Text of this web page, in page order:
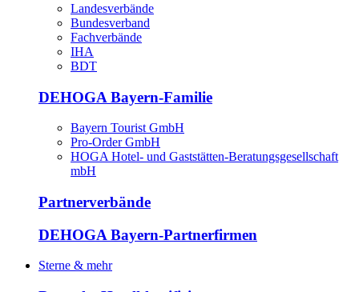
Landesverbände
Bundesverband
Fachverbände
IHA
BDT
DEHOGA Bayern-Familie
Bayern Tourist GmbH
Pro-Order GmbH
HOGA Hotel- und Gaststätten-Beratungsgesellschaft
mbH
Partnerverbände
DEHOGA Bayern-Partnerfirmen
Sterne & mehr